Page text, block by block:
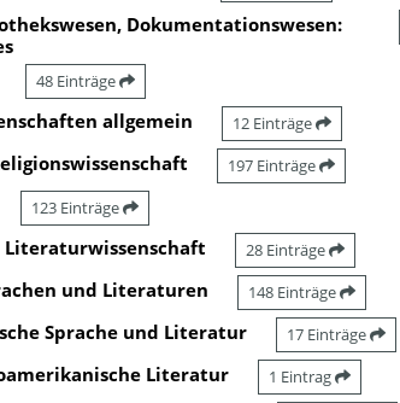
Dokumentationswesen:
48 Einträge
allgemein 12 Einträge
197 Einträge
123 Einträge
Literaturwissenschaft 28 Einträge
und Literaturen 148 Einträge
Sprache und Literatur 17 Einträge
Literatur 1 Eintrag